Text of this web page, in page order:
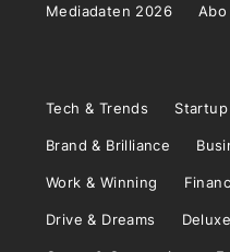
Mediadaten 2026 Abo
Tech & Trends Startup
Brand & Brilliance
Work & Winning
Drive & Dreams